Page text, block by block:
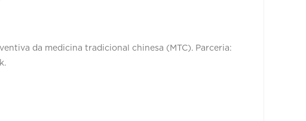
da medicina tradicional chinesa (MTC). Parceria: